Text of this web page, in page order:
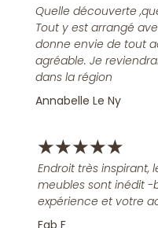
Quelle découverte
Tout y est arrangé
donne envie de tout
agréable. Je
dans la région
Annabelle Le Ny
★★★★★
Endroit très inspirant,
meubles sont inédit
expérience et votre
Fab F